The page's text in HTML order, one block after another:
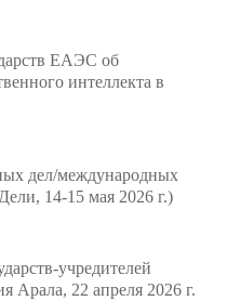
ЕАЭС об
интеллекта в
дел/международных
14-15 мая 2026 г.)
учредителей
Арала, 22 апреля 2026 г.